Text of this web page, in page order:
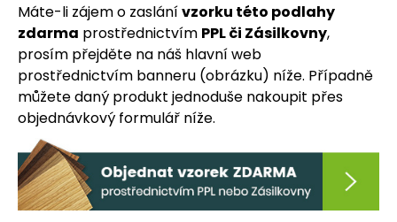
Máte-li zájem o zaslánívzorku této podlahy
zdarma prostřednictvím PPL či Zásilkovny,
prosím přejděte na náš hlavní web
prostřednictvím banneru (obrázku) níže. Případně
můžete daný produkt jednoduše nakoupit přes
objednávkový formulář níže.
HLEDAT
D
o
p
o
r
u